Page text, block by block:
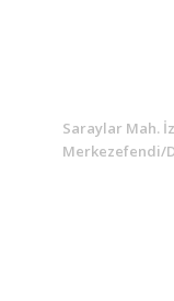
Saraylar Mah.
Merkezefendi/